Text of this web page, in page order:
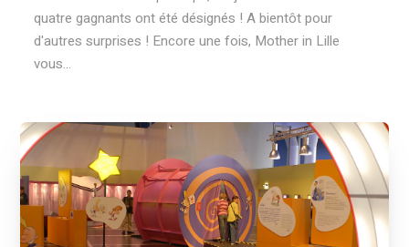
quatre gagnants ont été désignés ! A bientôt pour
d'autres surprises ! Encore une fois, Mother in Lille
vous...